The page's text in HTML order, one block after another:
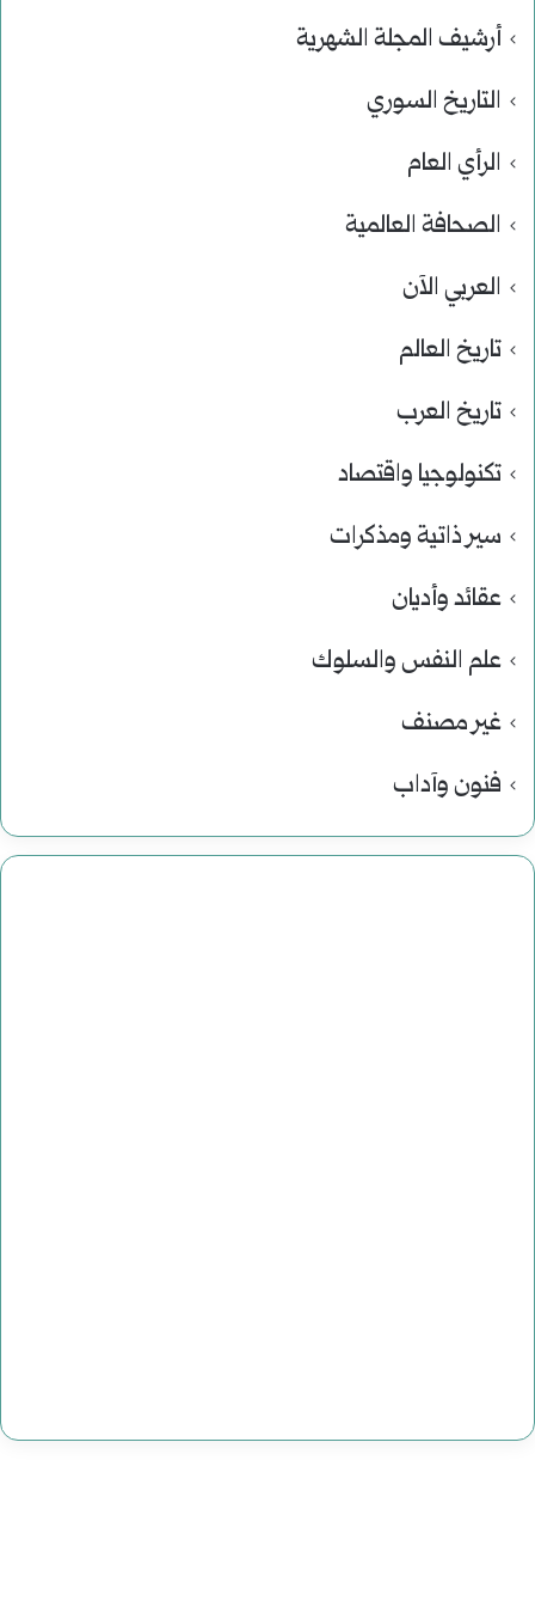
أرشيف المجلة الشهرية
التاريخ السوري
الرأي العام
الصحافة العالمية
العربي الآن
تاريخ العالم
تاريخ العرب
تكنولوجيا واقتصاد
سير ذاتية ومذكرات
عقائد وأديان
علم النفس والسلوك
غير مصنف
فنون وآداب